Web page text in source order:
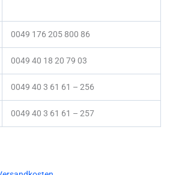
0049 176 205 800 86
0049 40 18 20 79 03
0049 40 3 61 61 – 256
0049 40 3 61 61 – 257